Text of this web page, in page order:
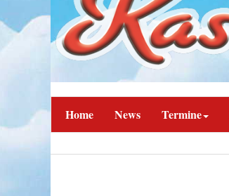
Home News Termine